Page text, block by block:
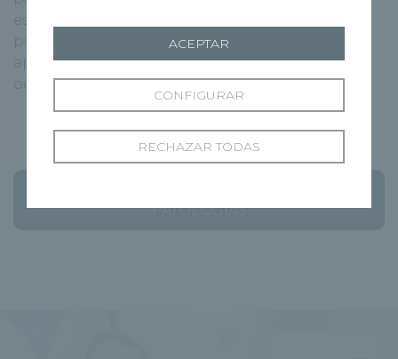
especialistas decidirá cuál es el más apropiado
puede suelen incluir: medicamentos, cirugía,
aparatos para movilidad asistida, terapia física,
ocupacional, recreativa y del habla.
PATOLOGÍAS
RECHAZAR TODAS
CONFIGURAR
ACEPTAR